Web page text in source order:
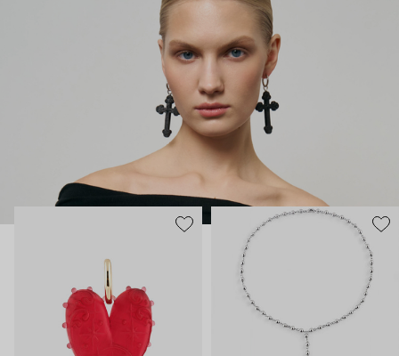
бренда Мария Калемагина не ограничивает себя в выборе
источников вдохновения. Линии женской фигуры,
магические символы и целые направления в искусстве – все
это находит отражение в коллекциях Maru Jewelry.
Украшения Maru Jewelry для тех, кто тоже считает, что арт-
объектам место не только в музеях.